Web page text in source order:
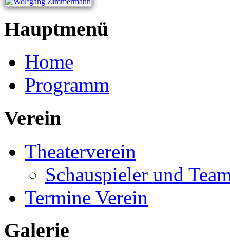
Hauptmenü
Home
Programm
Verein
Theaterverein
Schauspieler und
Termine Verein
Galerie